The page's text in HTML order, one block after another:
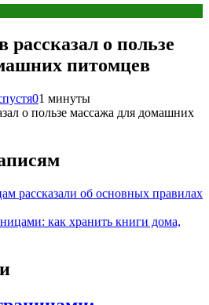
рассказал о пользе
питомцев
01 минуты
о пользе массажа для домашних
рассказали об основных правилах
как хранить книги дома,